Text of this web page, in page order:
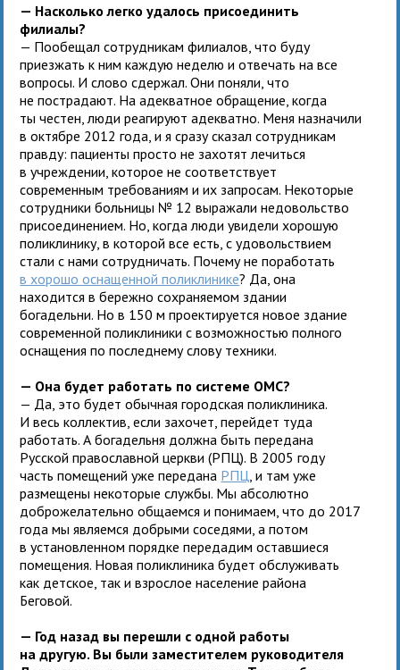
— Насколько легко удалось присоединить
филиалы?
— Пообещал сотрудникам филиалов, что буду
приезжать к ним каждую неделю и отвечать на все
вопросы. И слово сдержал. Они поняли, что
не пострадают. На адекватное обращение, когда
ты честен, люди реагируют адекватно. Меня назначили
в октябре 2012 года, и я сразу сказал сотрудникам
правду: пациенты просто не захотят лечиться
в учреждении, которое не соответствует
современным требованиям и их запросам. Некоторые
сотрудники больницы № 12 выражали недовольство
присоединением. Но, когда люди увидели хорошую
поликлинику, в которой все есть, с удовольствием
стали с нами сотрудничать. Почему не поработать
в хорошо оснащенной поликлинике? Да, она
находится в бережно сохраняемом здании
богадельни. Но в 150 м проектируется новое здание
современной поликлиники с возможностью полного
оснащения по последнему слову техники.
— Она будет работать по системе ОМС?
— Да, это будет обычная городская поликлиника.
И весь коллектив, если захочет, перейдет туда
работать. А богадельня должна быть передана
Русской православной церкви (РПЦ). В 2005 году
часть помещений уже передана РПЦ , и там уже
размещены некоторые службы. Мы абсолютно
доброжелательно общаемся и понимаем, что до 2017
года мы являемся добрыми соседями, а потом
в установленном порядке передадим оставшиеся
помещения. Новая поликлиника будет обслуживать
как детское, так и взрослое население района
Беговой.
— Год назад вы перешли с одной работы
на другую. Вы были заместителем руководителя